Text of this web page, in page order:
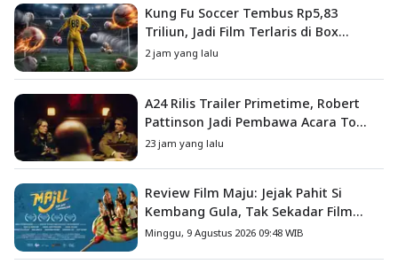
Kung Fu Soccer Tembus Rp5,83
Triliun, Jadi Film Terlaris di Box
Office China
2 jam yang lalu
A24 Rilis Trailer Primetime, Robert
Pattinson Jadi Pembawa Acara To
Catch a Predator
23 jam yang lalu
Review Film Maju: Jejak Pahit Si
Kembang Gula, Tak Sekadar Film
Petualangan Anak
Minggu, 9 Agustus 2026 09:48 WIB